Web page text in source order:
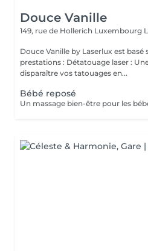
Douce Vanille
149, rue de Hollerich Luxembourg
Douce Vanille by Laserlux est basé
prestations : Détatouage laser : Une solution efficace pour faire
disparaître vos tatouages en...
Bébé reposé